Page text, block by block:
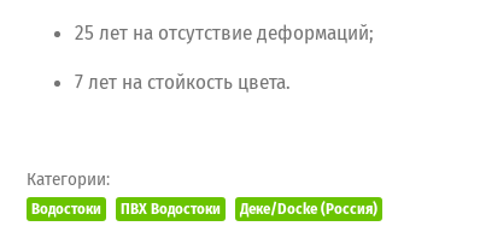
25 лет на отсутствиедеформаций;
7лет на стойкость цвета.
Категории:
Водостоки ПВХ Водостоки Деке/Docke (Россия)